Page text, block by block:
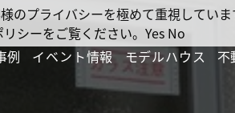
例 イベント情報 モデルハウス 不
プライバシーを極めて重視してい
リシーをご覧ください。 Yes No